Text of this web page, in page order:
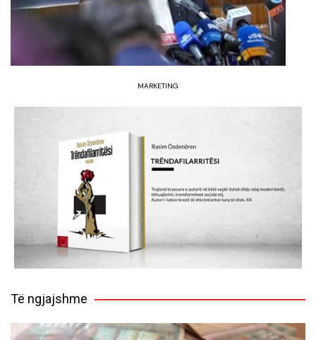
MARKETING
Të ngjajshme